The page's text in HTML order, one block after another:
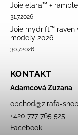
Joie elara™ +
31.7.2026
Joie mydrift™ raven
modely 2026
30.7.2026
KONTAKT
Adamcová Zuzana
obchod@zirafa-
+420 777 765 525
Facebook